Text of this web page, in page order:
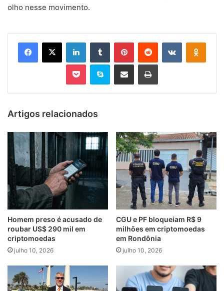
olho nesse movimento.
Facebook
X LinkedinTumblr PinterestReddit VK OK
Pocket Skype Compartilhar via e-mail Imprimir
Artigos relacionados
Homem preso é acusado de
roubar US$ 290 mil em
criptomoedas
julho 10, 2026
CGU e PF bloqueiam R$ 9
milhões em criptomoedas
em Rondônia
julho 10, 2026